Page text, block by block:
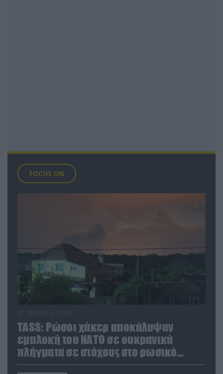
FOCUS ON
TASS: Ρώσοι χάκερ αποκάλυψαν
εμπλοκή του ΝΑΤΟ σε ουκρανικά
πλήγματα σε στόχους στο ρωσικό
έδαφος!